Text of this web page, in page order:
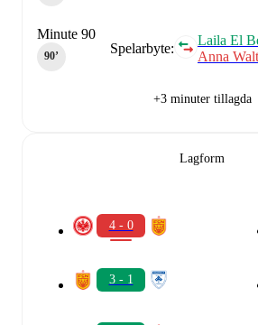
Spelarbyte:
Laila El
Anna
Minute 90
90‎’‎
+3 minuter tillagda
Lagform
4 - 0
3 - 1